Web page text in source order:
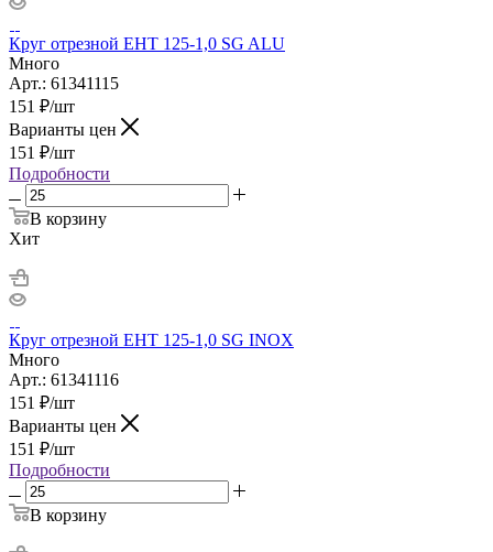
Круг отрезной ЕНТ 125-1,0 SG ALU
Много
Арт.: 61341115
151 ₽/шт
Варианты цен
151 ₽/шт
Подробности
В корзину
Хит
Круг отрезной ЕНТ 125-1,0 SG INOX
Много
Арт.: 61341116
151 ₽/шт
Варианты цен
151 ₽/шт
Подробности
В корзину